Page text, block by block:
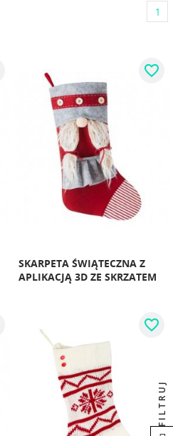
1
SKARPETA ŚWIĄTECZNA Z
APLIKACJĄ 3D ZE SKRZATEM
favorite_border
favorite_border
FILTRUJ